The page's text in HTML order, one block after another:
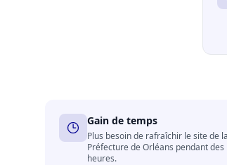
Gain de temps
Plus besoin de rafraîchir le site de la
Préfecture de Orléans pendant des
heures.